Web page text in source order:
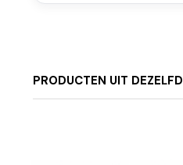
PRODUCTEN UIT